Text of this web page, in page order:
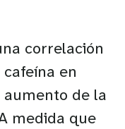
correlación
en
de la
medida que